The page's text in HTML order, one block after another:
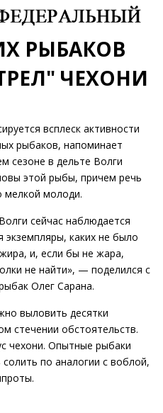
РЫБАКОВ
ЧЕХОНИ
всплеск активности
рыбаков, напоминает
сезоне в дельте Волги
этой рыбы, причем речь
мелкой молоди.
сейчас наблюдается
экземпляры, каких не было
и, если бы не жара,
не найти», — поделился с
Олег Сарана.
выловить десятки
стечении обстоятельств.
чехони. Опытные рыбаки
по аналогии с воблой,